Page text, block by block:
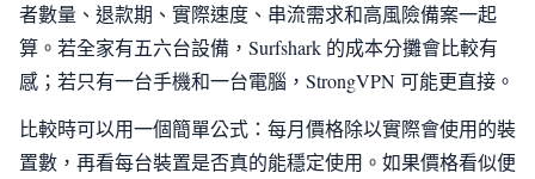
者數量、退款期、實際速度、串流需求和高風險備案一起
算。若全家有五六台設備，Surfshark 的成本分攤會比較有
感；若只有一台手機和一台電腦，StrongVPN 可能更直接。
比較時可以用一個簡單公式：每月價格除以實際會使用的裝
置數，再看每台裝置是否真的能穩定使用。如果價格看似便